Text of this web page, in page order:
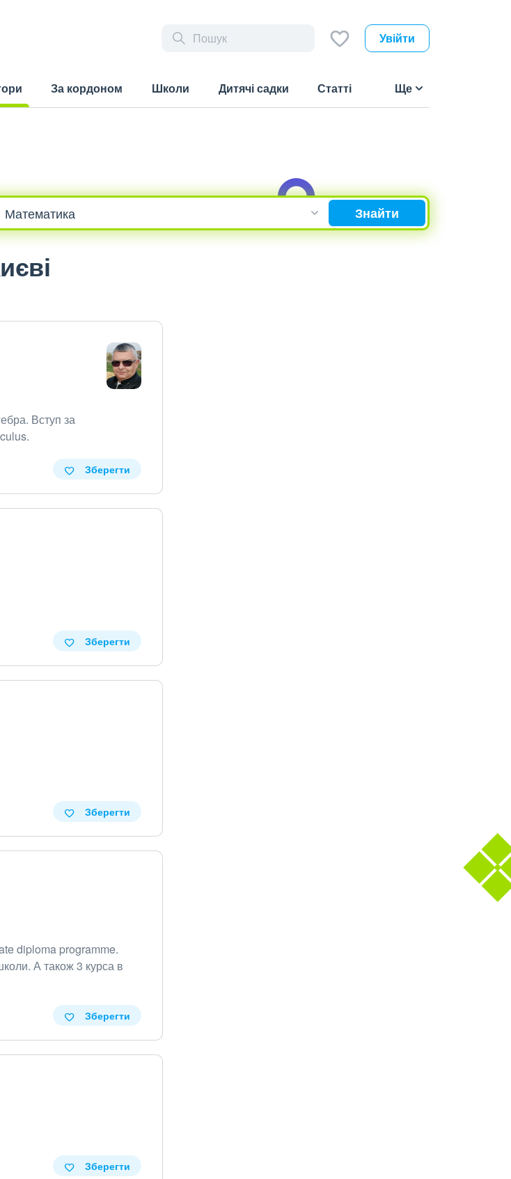
Увійти
За кордоном Школи Дитячі садки Статті Ще
Знайти
. Вступ за
.
Зберегти
Зберегти
Зберегти
diploma programme.
. А також 3 курса в
Зберегти
Зберегти